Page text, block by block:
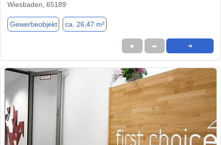
Wiesbaden, 65189
Gewerbeobjekt ca. 26,47 m²
★ ➦ ➜